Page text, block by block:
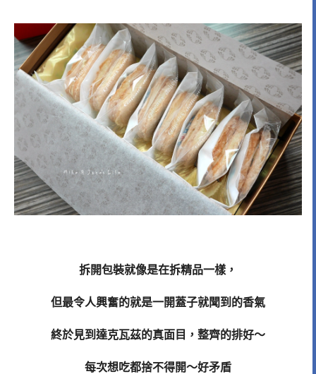
拆開包裝就像是在拆精品一樣，
但最令人興奮的就是一開蓋子就聞到的香氣
終於見到達克瓦茲的真面目，整齊的排好～
每次想吃都捨不得開～好矛盾